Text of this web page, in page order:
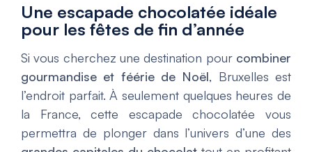
Une escapade chocolatée idéale
pour les fêtes de fin d’année
Si vous cherchez une destination pour combiner
gourmandise et féérie de Noël, Bruxelles est
l’endroit parfait. À seulement quelques heures de
la France, cette escapade chocolatée vous
permettra de plonger dans l’univers d’une des